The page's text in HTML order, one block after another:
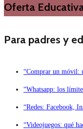
Oferta
Para padres y
“Comprar un móvil:
“Whatsapp: los
“Redes: Facebook,
“Videojuegos: qué